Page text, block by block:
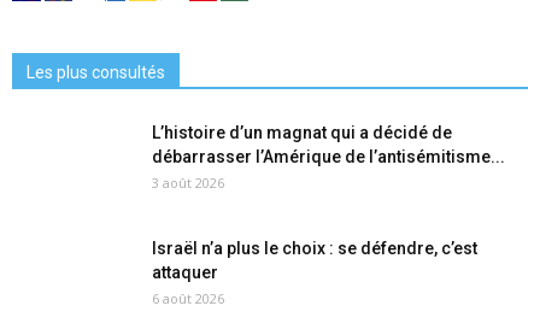
Les plus consultés
L’histoire d’un magnat qui a décidé de
débarrasser l’Amérique de l’antisémitisme...
3 août 2026
Israël n’a plus le choix : se défendre, c’est
attaquer
6 août 2026